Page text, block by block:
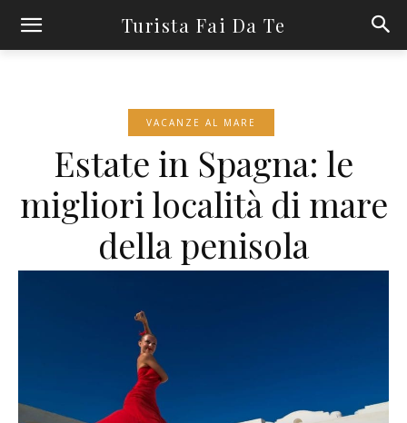
Turista Fai Da Te
VACANZE AL MARE
Estate in Spagna: le
migliori località di mare
della penisola